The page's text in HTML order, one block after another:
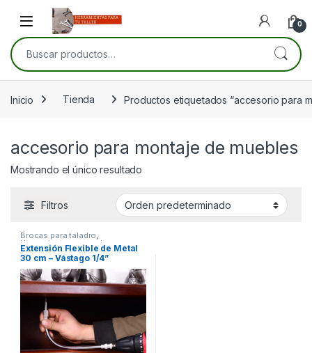
Skip to navigation
Skip to content
Open 0
Buscar por:
Inicio Tienda Productos etiquetados “accesorio para
accesorio para montaje de muebles
Mostrando el único resultado
Filtros
Brocas para taladro,
Herramientas manuales
Herramientas para carpintería,
Herramientas para electricistas
Extensión Flexible de Metal
30 cm – Vástago 1/4”